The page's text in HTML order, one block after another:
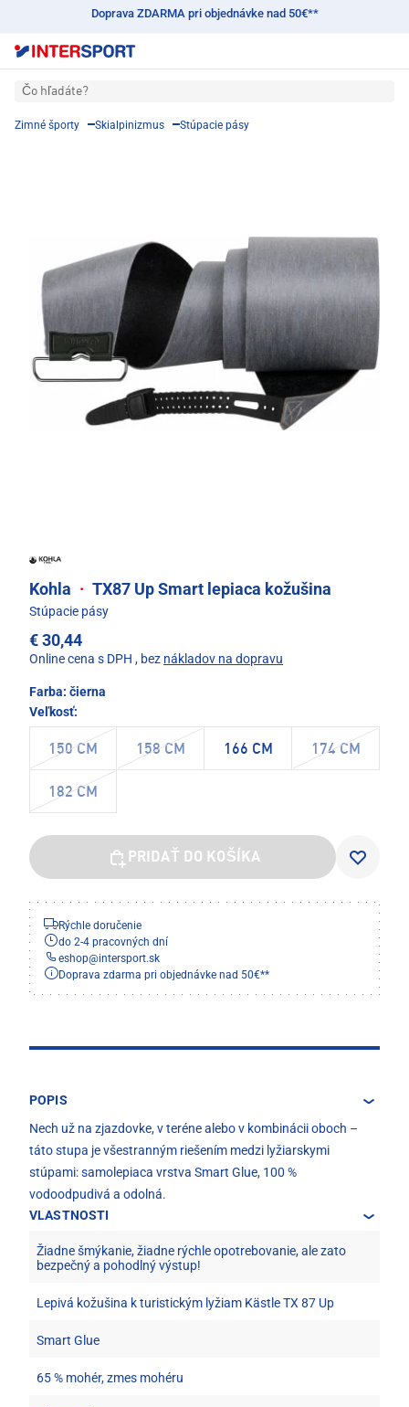
Doprava ZDARMA pri objednávke nad 50€**
Čo hľadáte?
Zimné športy Skialpinizmus Stúpacie pásy
Kohla · TX87 Up Smart lepiaca kožušina
Stúpacie pásy
€ 30,44
Online cena s DPH , bez nákladov na dopravu
Farba: čierna
Veľkosť:
150 CM 158 CM 166 CM 174 CM
182 CM
PRIDAŤ DO KOŠÍKA
Rýchle doručenie
do 2-4 pracovných dní
eshop@intersport.sk
Doprava zdarma pri objednávke nad 50€**
POPIS
Nech už na zjazdovke, v teréne alebo v kombinácii oboch –
táto stupa je všestranným riešením medzi lyžiarskymi
stúpami: samolepiaca vrstva Smart Glue, 100 %
vodoodpudivá a odolná.
VLASTNOSTI
Žiadne šmýkanie, žiadne rýchle opotrebovanie, ale zato
bezpečný a pohodlný výstup!
Lepivá kožušina k turistickým lyžiam Kästle TX 87 Up
Smart Glue
65 % mohér, zmes mohéru